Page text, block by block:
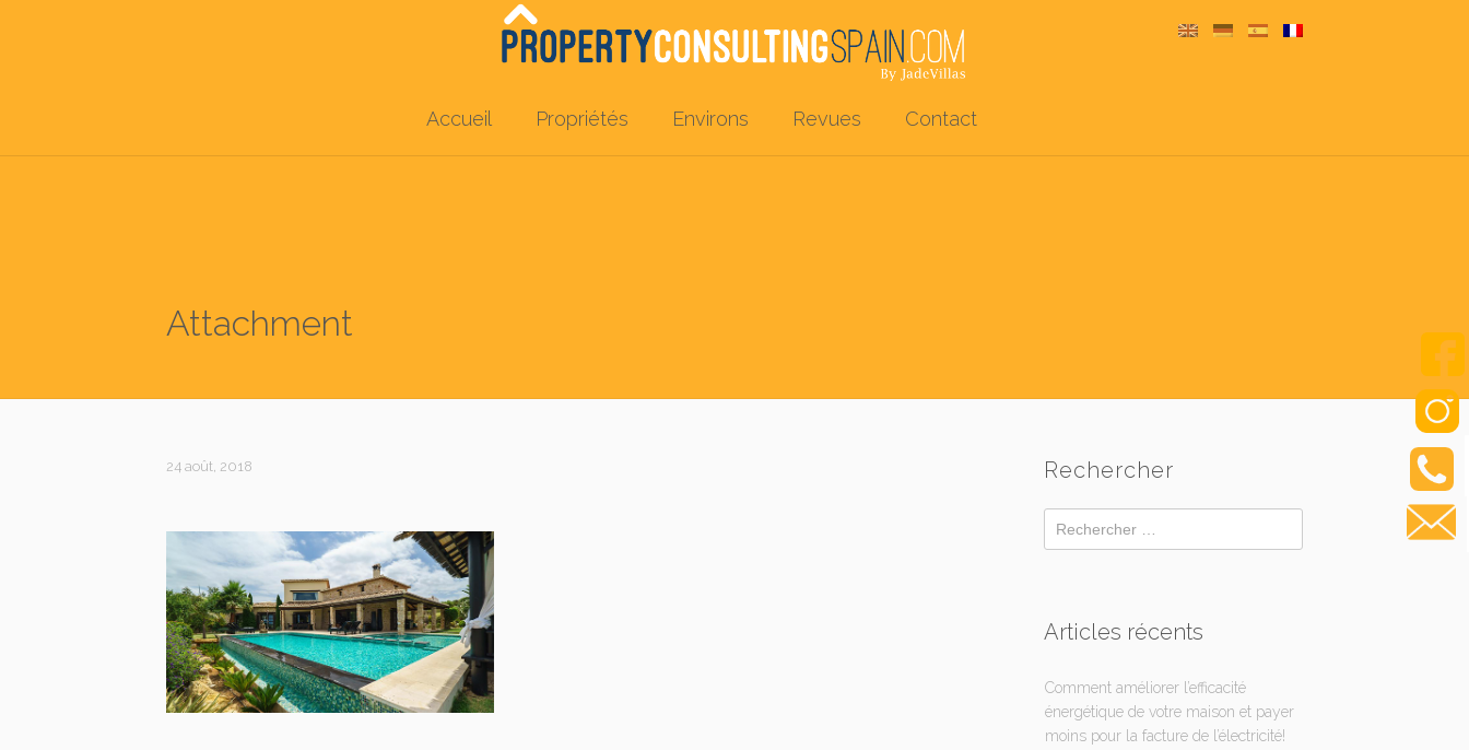
Accueil Propriétés Environs Revues Contact
Attachment
24 août, 2018 Rechercher
Articles récents
Comment améliorer l’efficacité
énergétique de votre maison et payer
moins pour la facture de l’électricité!